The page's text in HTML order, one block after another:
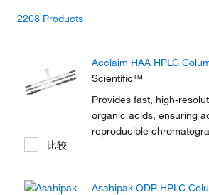
2208 Products
Acclaim HAA HPLC
Scientific™
Provides fast, high-
organic acids, ensuring
reproducible
比较
Asahipak ODP HPLC